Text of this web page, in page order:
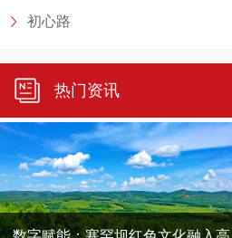
初心路
热门资讯